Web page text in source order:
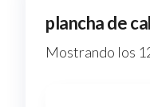
plancha de
Mostrando los